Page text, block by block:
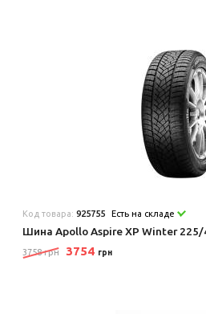
Код товара:925755 Есть на складе
Шина Apollo Aspire XP Winter 225/
3758 грн 3754 грн